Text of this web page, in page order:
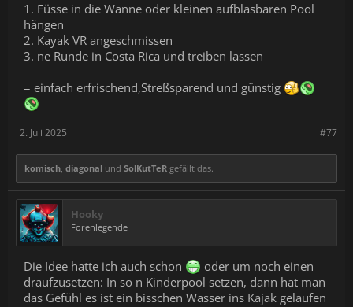
1. Füsse in die Wanne oder kleinen aufblasbaren Pool
hängen
2. Kayak VR angeschmissen
3. ne Runde in Costa Rica und treiben lassen
= einfach erfrischend,Streßsparend und günstig
#77
2. Juli 2025
komisch, diagonal und SolKutTeR gefällt das.
Hooky
Forenlegende
Die Idee hatte ich auch schon
oder um noch einen
draufzusetzen: In so n Kinderpool setzen, dann hat man
das Gefühl es ist ein bisschen Wasser ins Kajak gelaufen